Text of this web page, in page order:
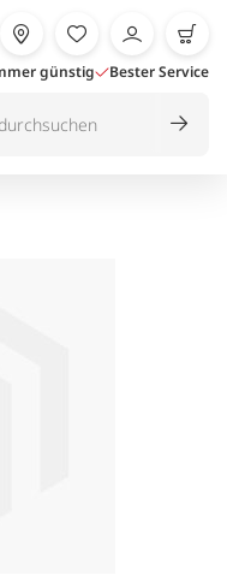
günstig Bester Service